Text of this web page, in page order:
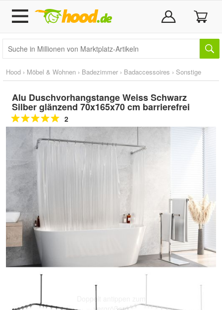
Hood › Möbel & Wohnen › Badezimmer › Badaccessoires › Sonstige
Alu Duschvorhangstange Weiss Schwarz
Silber glänzend 70x165x70 cm barrierefrei
2
Doppelt antippen zum